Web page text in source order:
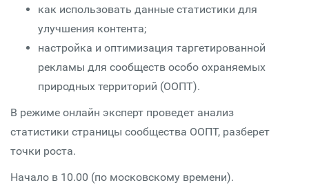
как использовать данные статистики для
улучшения контента;
настройка и оптимизация таргетированной
рекламы для сообществ особо охраняемых
природных территорий (ООПТ).
В режиме онлайн эксперт проведет анализ
статистики страницы сообщества ООПТ, разберет
точки роста.
Начало в 10.00 (по московскому времени).